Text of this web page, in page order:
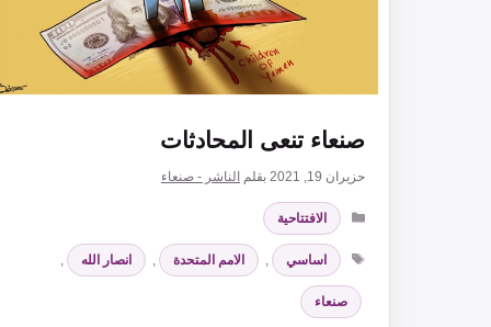
صنعاء تنعى المحادثات
حزيران 19, 2021 بقلم الناشر - صنعاء
التصنيفات
الافتتاحية
الوسوم
اساسي الامم المتحدة انصار الله
صنعاء